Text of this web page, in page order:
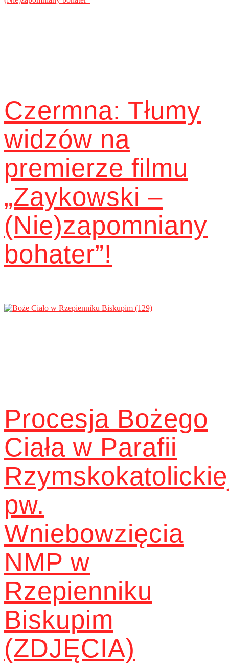
Czermna: Tłumy
widzów na
premierze filmu
„Zaykowski –
(Nie)zapomniany
bohater”!
Procesja Bożego
Ciała w Parafii
pw.
Wniebowzięcia
NMP w
Rzepienniku
Biskupim
(ZDJĘCIA)